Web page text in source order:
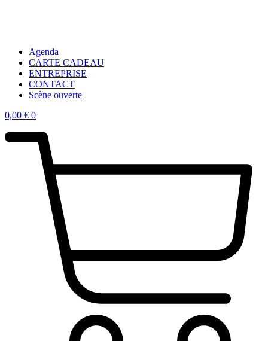
Agenda
CARTE CADEAU
ENTREPRISE
CONTACT
Scène ouverte
0,00 € 0